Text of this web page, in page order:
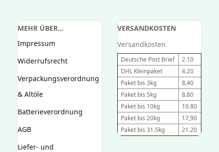
MEHR ÜBER...
Impressum
Widerrufsrecht
Verpackungsverordnung
& Altöle
Batterieverordnung
AGB
Liefer- und
VERSANDKOSTEN
Versandkosten
Deutsche Post Brief
2.10
DHL Kleinpaket
4.20
Paket bis 3kg
8,40
Paket bis 5kg
8.80
Paket bis 10kg
10.80
Paket bis 20kg
17,90
Paket bis 31.5kg
21.20